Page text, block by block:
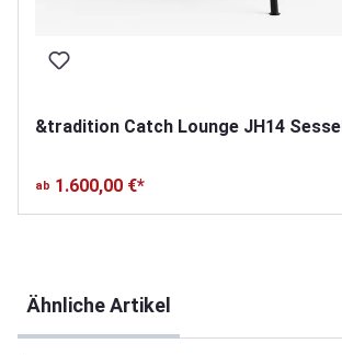
&tradition Catch Lounge JH14 Sessel
ab 1.600,00 €*
Ähnliche Artikel